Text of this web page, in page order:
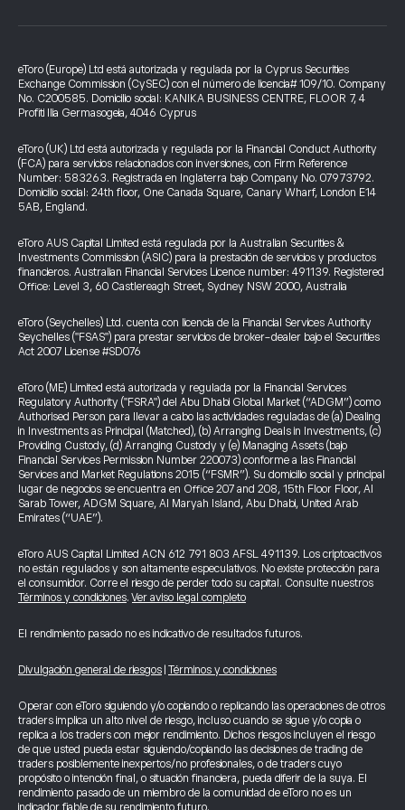
eToro (Europe) Ltd está autorizada y regulada por la Cyprus Securities
Exchange Commission (CySEC) con el número de licencia# 109/10. Company
No. C200585. Domicilio social: KANIKA BUSINESS CENTRE, FLOOR 7, 4
Profiti Ilia Germasogeia, 4046 Cyprus
eToro (UK) Ltd está autorizada y regulada por la Financial Conduct Authority
(FCA) para servicios relacionados con inversiones, con Firm Reference
Number: 583263. Registrada en Inglaterra bajo Company No. 07973792.
Domicilio social: 24th floor, One Canada Square, Canary Wharf, London E14
5AB, England.
eToro AUS Capital Limited está regulada por la Australian Securities &
Investments Commission (ASIC) para la prestación de servicios y productos
financieros. Australian Financial Services Licence number: 491139. Registered
Office: Level 3, 60 Castlereagh Street, Sydney NSW 2000, Australia
eToro (Seychelles) Ltd. cuenta con licencia de la Financial Services Authority
Seychelles ("FSAS") para prestar servicios de broker-dealer bajo el Securities
Act 2007 License #SD076
eToro (ME) Limited está autorizada y regulada por la Financial Services
Regulatory Authority ("FSRA") del Abu Dhabi Global Market (“ADGM”) como
Authorised Person para llevar a cabo las actividades reguladas de (a) Dealing
in Investments as Principal (Matched), (b) Arranging Deals in Investments, (c)
Providing Custody, (d) Arranging Custody y (e) Managing Assets (bajo
Financial Services Permission Number 220073) conforme a las Financial
Services and Market Regulations 2015 (“FSMR”). Su domicilio social y principal
lugar de negocios se encuentra en Office 207 and 208, 15th Floor Floor, Al
Sarab Tower, ADGM Square, Al Maryah Island, Abu Dhabi, United Arab
Emirates (“UAE”).
eToro AUS Capital Limited ACN 612 791 803 AFSL 491139. Los criptoactivos
no están regulados y son altamente especulativos. No existe protección para
el consumidor. Corre el riesgo de perder todo su capital. Consulte nuestros
Términos y condiciones.Ver aviso legal completo
El rendimiento pasado no es indicativo de resultados futuros.
Divulgación general de riesgos Términos y condiciones
Operar con eToro siguiendo y/o copiando o replicando las operaciones de otros
traders implica un alto nivel de riesgo, incluso cuando se sigue y/o copia o
replica a los traders con mejor rendimiento. Dichos riesgos incluyen el riesgo
de que usted pueda estar siguiendo/copiando las decisiones de trading de
traders posiblemente inexpertos/no profesionales, o de traders cuyo
propósito o intención final, o situación financiera, pueda diferir de la suya. El
rendimiento pasado de un miembro de la comunidad de eToro no es un
indicador fiable de su rendimiento futuro.